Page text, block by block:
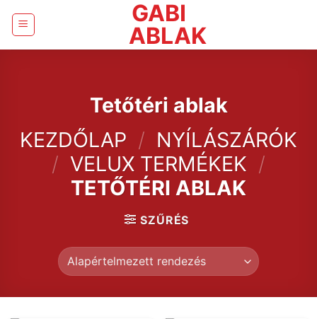
GABI
ABLAK
Tetőtéri ablak
KEZDŐLAP / NYÍLÁSZÁRÓK
/ VELUX TERMÉKEK /
TETŐTÉRI ABLAK
SZŰRÉS